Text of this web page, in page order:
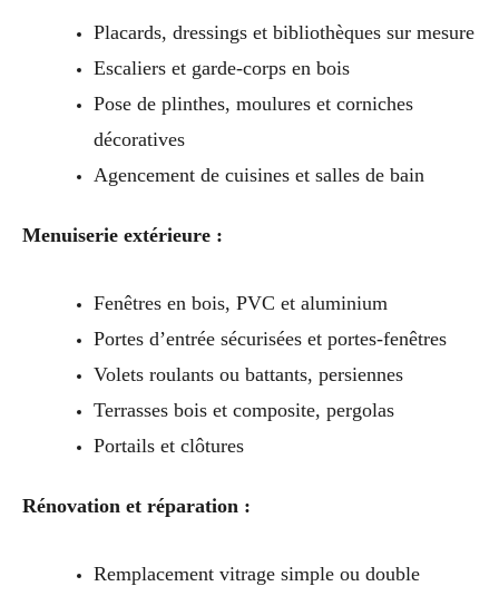
Placards, dressings et bibliothèques sur mesure
Escaliers et garde-corps en bois
Pose de plinthes, moulures et corniches
décoratives
Agencement de cuisines et salles de bain
Menuiserie extérieure :
Fenêtres en bois, PVC et aluminium
Portes d’entrée sécurisées et portes-fenêtres
Volets roulants ou battants, persiennes
Terrasses bois et composite, pergolas
Portails et clôtures
Rénovation et réparation :
Remplacement vitrage simple ou double